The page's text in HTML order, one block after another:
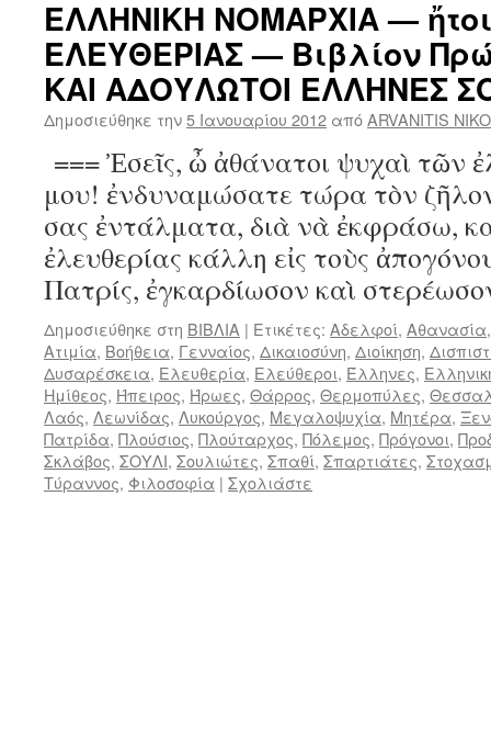
ΕΛΛΗΝΙΚΗ ΝΟΜΑΡΧΙΑ —
ΕΛΕΥΘΕΡΙΑΣ — Βιβλίον
ΚΑΙ ΑΔΟΥΛΩΤΟΙ ΕΛΛΗΝΕΣ
Δημοσιεύθηκε την5 Ιανουαρίου 2012 απόARVANITIS
=== Ἐσεῖς, ὦ ἀθάνατοι ψυχαὶ τῶν
μου! ἐνδυναμώσατε τώρα τὸν
σας ἐντάλματα, διὰ νὰ ἐκφράσω,
ἐλευθερίας κάλλη εἰς τοὺς
Πατρίς, ἐγκαρδίωσον καὶ
Δημοσιεύθηκε στη ΒΙΒΛΙΑ | Ετικέτες: Αδελφοί, Αθανασία
Ατιμία, Βοήθεια, Γενναίος, Δικαιοσύνη, Διοίκηση,
Δυσαρέσκεια, Ελευθερία, Ελεύθεροι, Έλληνες,
Ημίθεος, Ήπειρος, Ήρωες, Θάρρος, Θερμοπύλες,
Λαός, Λεωνίδας, Λυκούργος, Μεγαλοψυχία, Μητέρα,
Πατρίδα, Πλούσιος, Πλούταρχος, Πόλεμος, Πρόγονοι,
Σκλάβος, ΣΟΥΛΙ, Σουλιώτες, Σπαθί, Σπαρτιάτες,
Τύραννος, Φιλοσοφία | Σχολιάστε